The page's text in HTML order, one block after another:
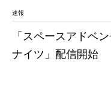
速報
「スペースアドベ
ナイツ」配信開始